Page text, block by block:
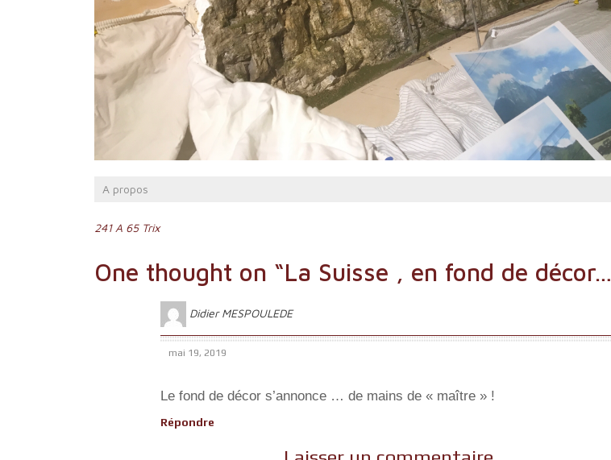
A propos
Navigation
de
l’article
241 A 65 Trix
One thought on “La Suisse , en fond de décor…
Didier MESPOULEDE
mai 19, 2019
Le fond de décor s’annonce … de mains de « maître » !
Répondre